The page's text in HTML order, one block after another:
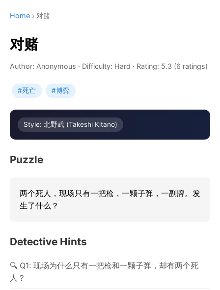
Home › 对赌
对赌
Author: Anonymous · Difficulty: Hard · Rating: 5.3 (6 ratings)
#死亡 #博弈
Style: 北野武 (Takeshi Kitano)
Puzzle
两个死人，现场只有一把枪，一颗子弹，一副牌。发
生了什么？
Detective Hints
Q1: 现场为什么只有一把枪和一颗子弹，却有两个死
人？